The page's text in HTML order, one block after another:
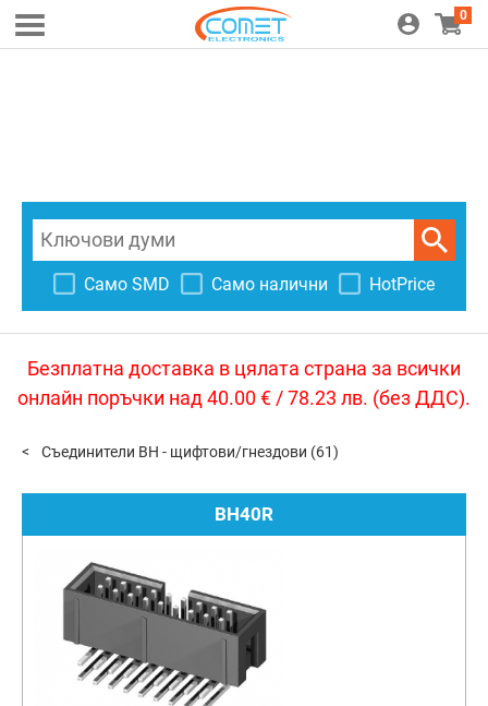
0
Само SMD Само налични HotPrice
Безплатна доставка в цялата страна за всички
онлайн поръчки над 40.00 € / 78.23 лв. (без ДДС).
Съединители BH - щифтови/гнездови (61)
BH40R